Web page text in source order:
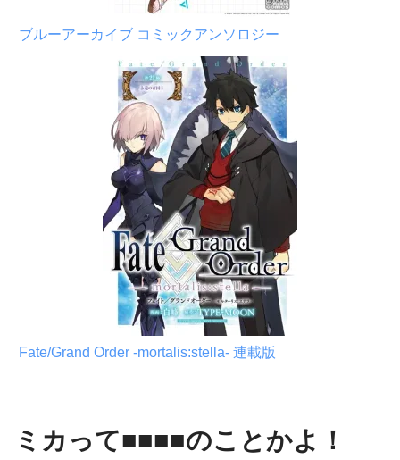
ブルーアーカイブ コミックアンソロジー
Fate/Grand Order -mortalis:stella- 連載版
ミカって■■■■のことかよ！